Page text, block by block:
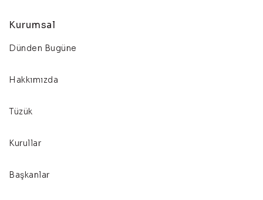
Kurumsal
Dünden Bugüne
Hakkımızda
Tüzük
Kurullar
Başkanlar